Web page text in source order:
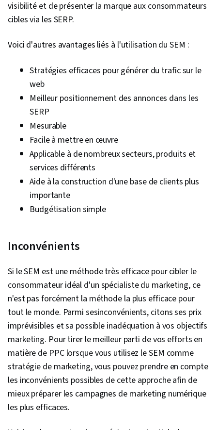
visibilité et de présenter la marque aux consommateurs
cibles via les SERP.
Voici d'autres avantages liés à l'utilisation du SEM :
Stratégies efficaces pour générer du trafic sur le
web
Meilleur positionnement des annonces dans les
SERP
Mesurable
Facile à mettre en œuvre
Applicable à de nombreux secteurs, produits et
services différents
Aide à la construction d'une base de clients plus
importante
Budgétisation simple
Inconvénients
Si le SEM est une méthode très efficace pour cibler le
consommateur idéal d'un spécialiste du marketing, ce
n'est pas forcément la méthode la plus efficace pour
tout le monde. Parmi sesinconvénients, citons ses prix
imprévisibles et sa possible inadéquation à vos objectifs
marketing. Pour tirer le meilleur parti de vos efforts en
matière de PPC lorsque vous utilisez le SEM comme
stratégie de marketing, vous pouvez prendre en compte
les inconvénients possibles de cette approche afin de
mieux préparer les campagnes de marketing numérique
les plus efficaces.